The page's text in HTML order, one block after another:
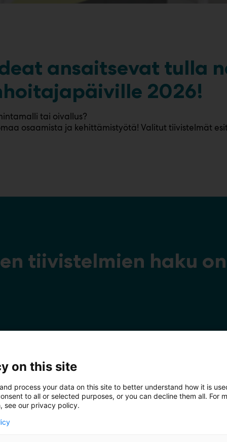
ansaitsevat tulla
2026!
tai oivallus?
osaamista ja kehittämistyötä! Valitut tiivistelmät
tiivistelmien haku
on this site
process your data on this site to better understand how it is
to all or selected purposes, or you can decline them all. For
see our privacy policy.